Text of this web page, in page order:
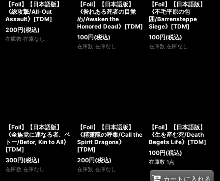
【Foil】【日本語版】
《総攻撃/All-Out
Assault》[TDM]
200円(税込)
在庫数 在庫なし
【Foil】【日本語版】
《誉れある死者の目覚
め/Awaken the
Honored Dead》[TDM]
100円(税込)
在庫数 在庫なし
【Foil】【日本語版】
《不毛平原の包
囲/Barrensteppe
Siege》[TDM]
100円(税込)
在庫数 在庫なし
【Foil】【日本語版】
《全族党に連なる者、ベ
トー/Betor, Kin to All》
[TDM]
300円(税込)
在庫数 在庫なし
【Foil】【日本語版】
《精霊龍の呼集/Call the
Spirit Dragons》
[TDM]
200円(税込)
在庫数 在庫なし
【Foil】【日本語版】
《生を産む死/Death
Begets Life》[TDM]
100円(税込)
在庫数 1点
カートに入れる